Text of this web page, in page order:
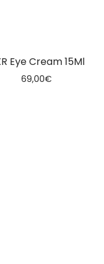
Eye Cream 15Ml
69,00€